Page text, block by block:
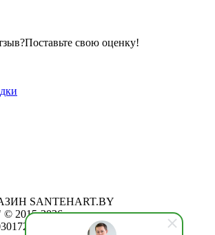
Поставьте свою оценку!
SANTEHART.BY
2015-2026
от 12.02.2015